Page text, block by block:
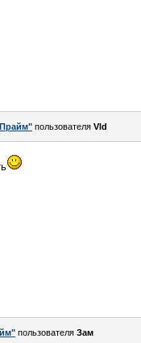
пользователя Vld
пользователя Зам